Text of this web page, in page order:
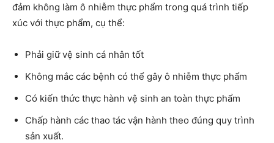
đảm không làm ô nhiễm thực phẩm trong quá trình tiếp
xúc với thực phẩm, cụ thể:
Phải giữ vệ sinh cá nhân tốt
Không mắc các bệnh có thể gây ô nhiễm thực phẩm
Có kiến thức thực hành vệ sinh an toàn thực phẩm
Chấp hành các thao tác vận hành theo đúng quy trình
sản xuất.